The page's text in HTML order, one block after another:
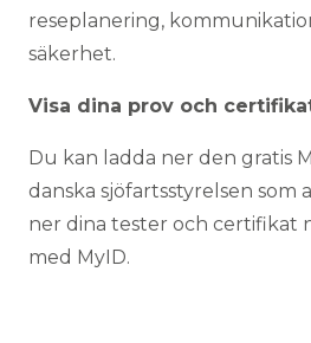
reseplanering,
säkerhet.
Visa dina prov och
Du kan ladda ner den gratis
danska sjöfartsstyrelsen som
ner dina tester och certifikat
med MyID.